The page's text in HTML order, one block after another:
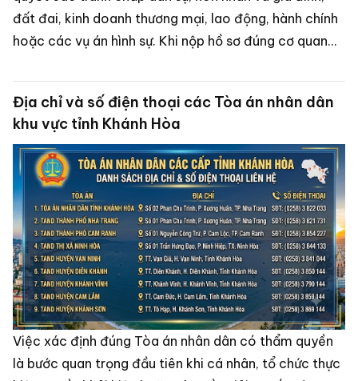
đất đai, kinh doanh thương mại, lao động, hành chính
hoặc các vụ án hình sự. Khi nộp hồ sơ đúng cơ quan
hạn chế việc phải bổ sung hồ sơ hoặc chuyển đơn
sang Tòa án khác.
Địa chỉ và số điện thoại các Tòa án nhân dân
khu vực tỉnh Khánh Hòa
Việc xác định đúng Tòa án nhân dân có thẩm quyền
là bước quan trọng đầu tiên khi cá nhân, tổ chức thực